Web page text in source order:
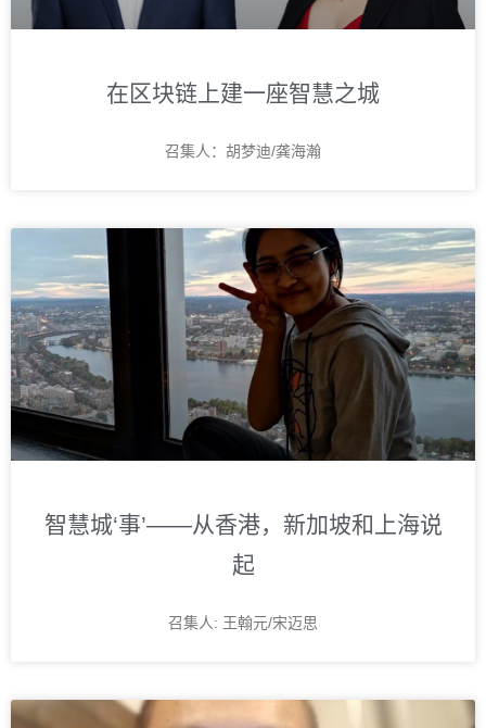
在区块链上建一座智慧之城
召集人：胡梦迪/龚海瀚
智慧城‘事’——从香港，新加坡和上海说
起
召集人: 王翰元/宋迈思